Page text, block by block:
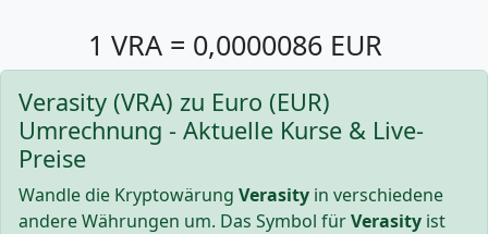
1 VRA = 0,0000086 EUR
Verasity (VRA) zu Euro (EUR)
Umrechnung - Aktuelle Kurse & Live-
Preise
Wandle die Kryptowärung Verasity in verschiedene
andere Währungen um. Das Symbol fürVerasity ist